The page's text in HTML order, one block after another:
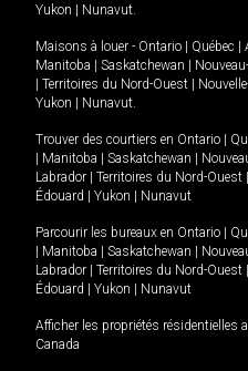
Yukon
Nunavut.
Maisons à louer - Ontario Québec
Manitoba
Saskatchewan
Territoires du Nord-Ouest
Yukon
Nunavut.
Trouver des courtiers en Ontario
Manitoba Saskatchewan
Labrador
Territoires du Nord-Ouest
Édouard
Yukon Nunavut
Parcourir les bureaux en Ontario
Manitoba Saskatchewan
Labrador
Territoires du Nord-Ouest
Édouard
Yukon Nunavut
Afficher les propriétés résidentielles
Canada